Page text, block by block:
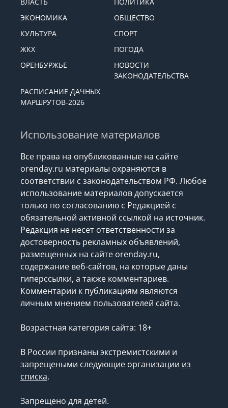
ЭКОНОМИКА
ОБЩЕСТВО
КУЛЬТУРА
СПОРТ
ЖКХ
ПОГОДА
ОРЕНБУРЖЬЕ
НОВОСТИ
ЗАКОНОДАТЕЛЬСТВА
РАСПИСАНИЕ ДАЧНЫХ
МАРШРУТОВ-2026
Использование материалов
Все права на опубликованные на сайте
orenday.ru материалы охраняются в
соответствии с законодательством РФ. Любое
использование материалов допускается
только по согласованию с Редакцией с
обязательной активной ссылкой на источник.
Редакция не несет ответственности за
достоверность рекламных объявлений,
размещенных на сайте orenday.ru,
содержание веб-сайтов, на которые даны
гиперссылки, а также комментариев.
Комментарии к публикациям являются
личным мнением пользователей сайта.
Возрастная категория сайта: 18+
В России признаны экстремистскими и
запрещеными следующие организации из
списка.
Запрещено для детей.